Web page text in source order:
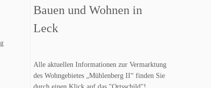
Bauen und Wohnen in
Leck
Alle aktuellen Informationen zur Vermarktung
des Wohngebietes „Mühlenberg II“ finden Sie